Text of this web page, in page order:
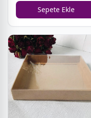
Sepete Ekle